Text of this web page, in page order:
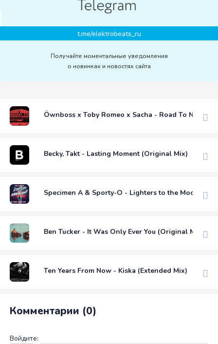
t.me/elektrobeats_ru
Получайте моментальные уведомления
о новинках и новостях сайта
Öwnboss x Toby Romeo x Sacha - Road To
Becky, Takt - Lasting Moment (Original Mix)
Specimen A & Sporty-O - Lighters to the Moonlight
Ben Tucker - It Was Only Ever You (Original Mix)
Ten Years From Now - Kiska (Extended Mix)
Комментарии (0)
Войдите: